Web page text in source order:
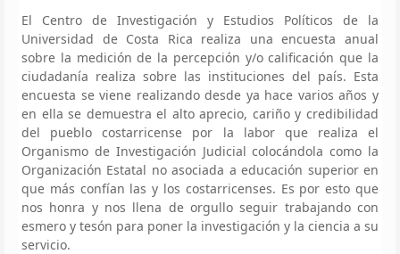
El Centro de Investigación y Estudios Políticos de la
Universidad de Costa Rica realiza una encuesta anual
sobre la medición de la percepción y/o calificación que la
ciudadanía realiza sobre las instituciones del país. Esta
encuesta se viene realizando desde ya hace varios años y
en ella se demuestra el alto aprecio, cariño y credibilidad
del pueblo costarricense por la labor que realiza el
Organismo de Investigación Judicial colocándola como la
Organización Estatal no asociada a educación superior en
que más confían las y los costarricenses. Es por esto que
nos honra y nos llena de orgullo seguir trabajando con
esmero y tesón para poner la investigación y la ciencia a su
servicio.